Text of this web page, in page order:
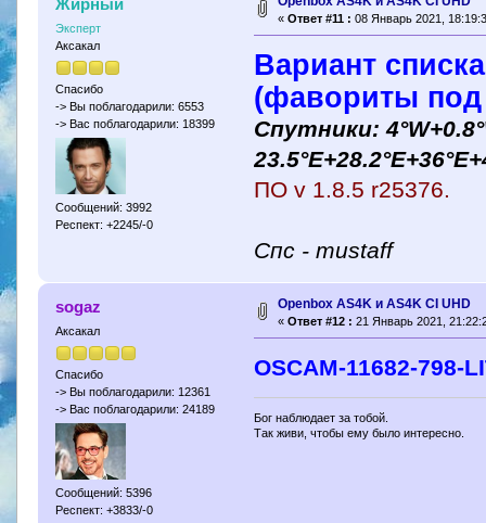
Эксперт
Аксакал
Спасибо
-> Вы поблагодарили: 6553
-> Вас поблагодарили: 18399
Сообщений: 3992
Респект: +2245/-0
« Ответ #11 : 08 Январь 2021,
Вариант
(фавориты
Спутники:
ПО v 1.8.5 r25376.
Спc - mustaff
sogaz
Аксакал
Спасибо
-> Вы поблагодарили: 12361
-> Вас поблагодарили: 24189
Сообщений: 5396
Респект: +3833/-0
Openbox AS4K и AS4K CI UHD
« Ответ #12 : 21 Январь 2021,
OSCAM-11682-798-
Бог наблюдает за тобой.
Так живи, чтобы ему было интересно.